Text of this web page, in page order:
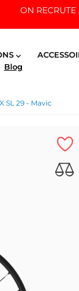
ON

Blog
SL 29 - Mavic